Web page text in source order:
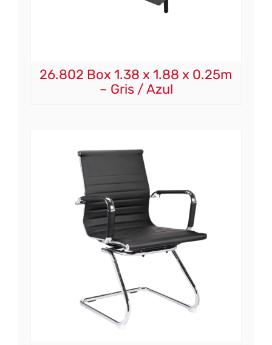
26.802 Box 1.38 x 1.88 x 0.25m
– Gris / Azul